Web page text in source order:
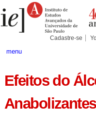
para
conteúdo.
Pessoais
Cadastre-se
menu
Efeitos do